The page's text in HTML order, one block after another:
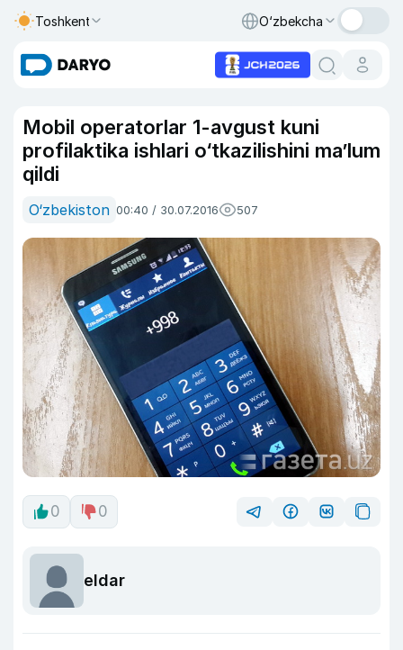
Toshkent O‘zbekcha
Mobil operatorlar 1-avgust kuni
profilaktika ishlari o‘tkazilishini ma’lum
qildi
O‘zbekiston 00:40 / 30.07.2016 507
0 0
eldar